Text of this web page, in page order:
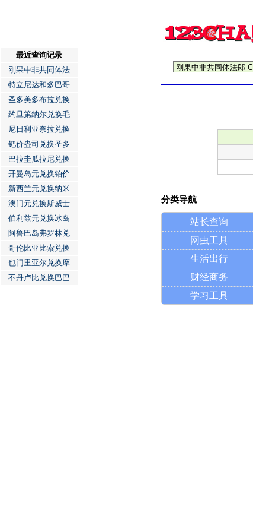
最近查询记录
刚果中非共同体法
特立尼达和多巴哥
圣多美多布拉兑换
约旦第纳尔兑换毛
尼日利亚奈拉兑换
钯价盎司兑换圣多
巴拉圭瓜拉尼兑换
开曼岛元兑换铂价
新西兰元兑换纳米
澳门元兑换斯威士
伯利兹元兑换冰岛
阿鲁巴岛弗罗林兑
哥伦比亚比索兑换
也门里亚尔兑换摩
不丹卢比兑换巴巴
分类导航
站长查询
网虫工具
生活出行
财经商务
学习工具